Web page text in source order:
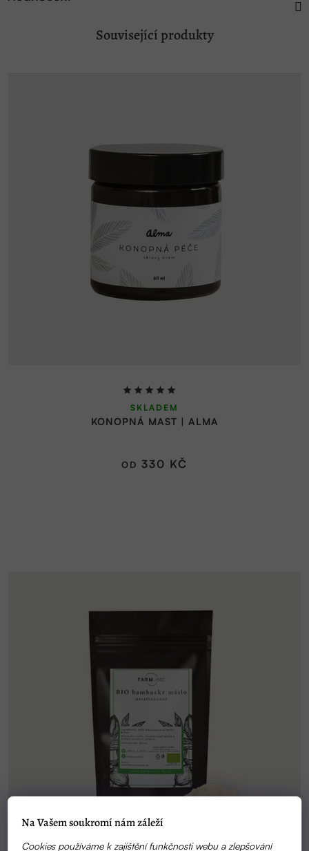
Na Vašem soukromí nám záleží
Cookies používáme k zajištění funkčnosti webu a zlepšování
Související produkty
KONOPNÁ MAST | ALMA
Průměrné
hodnocení
produktu
SKLADEM
OD 330 KČ